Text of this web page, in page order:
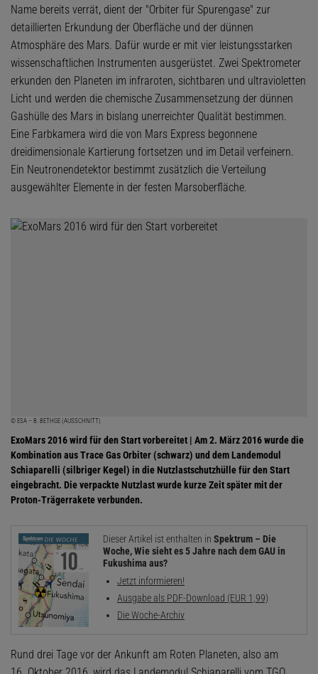
Name bereits verrät, dient der "Orbiter für Spurengase" zur
detaillierten Erkundung der Oberfläche und der dünnen
Atmosphäre des Mars. Dafür wurde er mit vier leistungsstarken
wissenschaftlichen Instrumenten ausgerüstet. Zwei Spektrometer
erkunden den Planeten im infraroten, sichtbaren und ultravioletten
Licht und werden die chemische Zusammensetzung der dünnen
Gashülle des Mars in bislang unerreichter Qualität bestimmen.
Eine Farbkamera wird die von Mars Express begonnene
dreidimensionale Kartierung fortsetzen und im Detail verfeinern.
Ein Neutronendetektor bestimmt zusätzlich die Verteilung
ausgewählter Elemente in der festen Marsoberfläche.
© ESA – B. BETHGE (AUSSCHNITT)
ExoMars 2016 wird für den Start vorbereitet | Am 2. März 2016 wurde die
Kombination aus Trace Gas Orbiter (schwarz) und dem Landemodul
Schiaparelli (silbriger Kegel) in die Nutzlastschutzhülle für den Start
eingebracht. Die verpackte Nutzlast wurde kurze Zeit später mit der
Proton-Trägerrakete verbunden.
Dieser Artikel ist enthalten in Spektrum – Die
Woche, Wie sieht es 5 Jahre nach dem GAU in
Fukushima aus?
Jetzt informieren!
Ausgabe als PDF-Download (EUR 1,99)
Die Woche-Archiv
Rund drei Tage vor der Ankunft am Roten Planeten, also am